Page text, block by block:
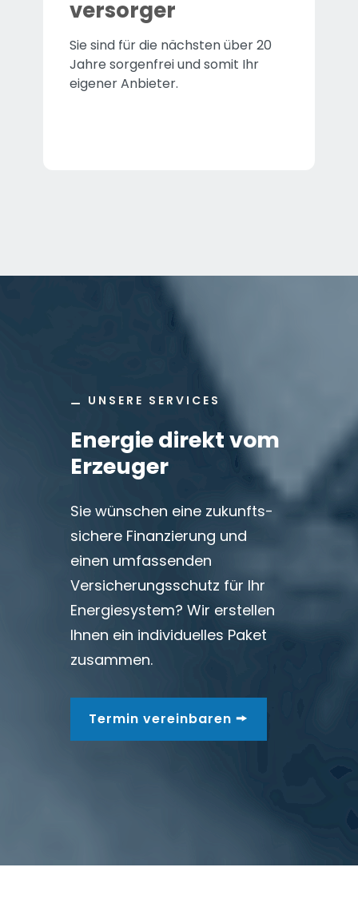
versorger
Sie sind für die nächsten über 20
Jahre sorgenfrei und somit Ihr
eigener Anbieter.
⚊ UNSERE SERVICES
Energie direkt vom
Erzeuger
Sie wünschen eine zukunfts­
sichere Finanzierung und
einen umfassenden
Versicherungsschutz für Ihr
Energiesystem? Wir erstellen
Ihnen ein individuelles Paket
zusammen.
Termin vereinbaren 🠚